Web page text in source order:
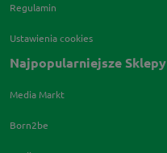
Regulamin
Ustawienia cookies
Najpopularniejsze Sklepy
Media Markt
Born2be